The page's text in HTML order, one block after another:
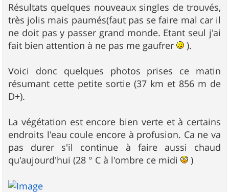
Résultats quelques nouveaux singles de trouvés,
très jolis mais paumés(faut pas se faire mal car il
ne doit pas y passer grand monde. Etant seul j'ai
fait bien attention à ne pas me gaufrer
).
Voici donc quelques photos prises ce matin
résumant cette petite sortie (37 km et 856 m de
D+).
La végétation est encore bien verte et à certains
endroits l'eau coule encore à profusion. Ca ne va
pas durer s'il continue à faire aussi chaud
qu'aujourd'hui (28 ° C à l'ombre ce midi
)